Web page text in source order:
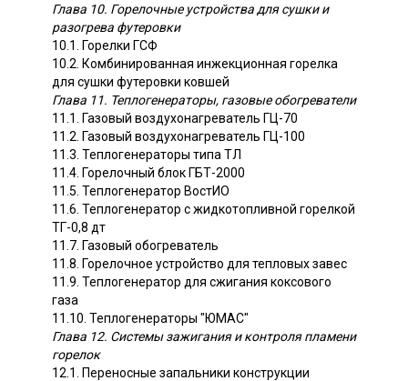
Глава 10. Горелочные устройства для сушки и
разогрева футеровки
10.1. Горелки ГСФ
10.2. Комбинированная инжекционная горелка
для сушки футеровки ковшей
Глава 11. Теплогенераторы, газовые обогреватели
11.1. Газовый воздухонагреватель ГЦ-70
11.2. Газовый воздухонагреватель ГЦ-100
11.3. Теплогенераторы типа ТЛ
11.4. Горелочный блок ГБТ-2000
11.5. Теплогенератор ВостИО
11.6. Теплогенератор с жидкотопливной горелкой
ТГ-0,8 дт
11.7. Газовый обогреватель
11.8. Горелочное устройство для тепловых завес
11.9. Теплогенератор для сжигания коксового
газа
11.10. Теплогенераторы "ЮМАС"
Глава 12. Системы зажигания и контроля пламени
горелок
12.1. Переносные запальники конструкции